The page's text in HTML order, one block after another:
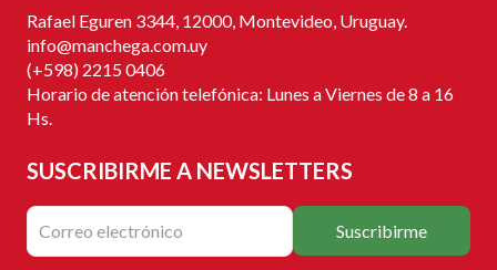
Rafael Eguren 3344, 12000, Montevideo, Uruguay.
info@manchega.com.uy
(+598) 2215 0406
Horario de atención telefónica: Lunes a Viernes de 8 a 16
Hs.
SUSCRIBIRME A NEWSLETTERS
Suscribirme